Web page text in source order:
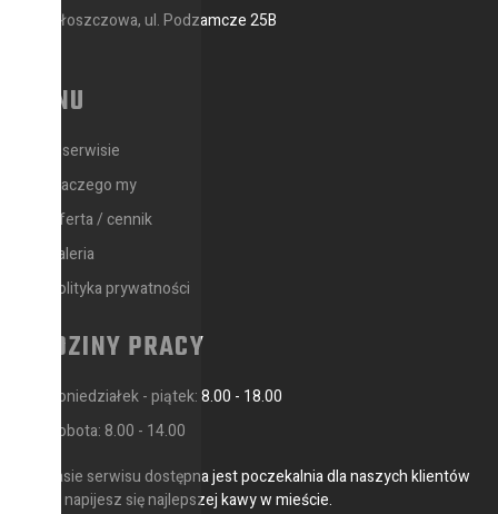
Włoszczowa, ul. Podzamcze 25B
MENU
O serwisie
Dlaczego my
Oferta / cennik
Galeria
Polityka prywatności
GODZINY PRACY
Poniedziałek - piątek: 8.00 - 18.00
Sobota: 8.00 - 14.00
W czasie serwisu dostępna jest poczekalnia dla naszych klientów
gdzie napijesz się najlepszej kawy w mieście.